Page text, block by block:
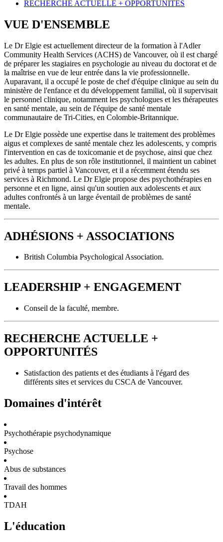
RECHERCHE ACTUELLE + OPPORTUNITÉS
VUE D'ENSEMBLE
Le Dr Elgie est actuellement directeur de la formation à l'Adler
Community Health Services (ACHS) de Vancouver, où il est chargé
de préparer les stagiaires en psychologie au niveau du doctorat et de
la maîtrise en vue de leur entrée dans la vie professionnelle.
Auparavant, il a occupé le poste de chef d'équipe clinique au sein du
ministère de l'enfance et du développement familial, où il supervisait
le personnel clinique, notamment les psychologues et les thérapeutes
en santé mentale, au sein de l'équipe de santé mentale
communautaire de Tri-Cities, en Colombie-Britannique.
Le Dr Elgie possède une expertise dans le traitement des problèmes
aigus et complexes de santé mentale chez les adolescents, y compris
l'intervention en cas de toxicomanie et de psychose, ainsi que chez
les adultes. En plus de son rôle institutionnel, il maintient un cabinet
privé à temps partiel à Vancouver, et il a récemment étendu ses
services à Richmond. Le Dr Elgie propose des psychothérapies en
personne et en ligne, ainsi qu'un soutien aux adolescents et aux
adultes confrontés à un large éventail de problèmes de santé
mentale.
ADHÉSIONS + ASSOCIATIONS
British Columbia Psychological Association.
LEADERSHIP + ENGAGEMENT
Conseil de la faculté, membre.
RECHERCHE ACTUELLE +
OPPORTUNITÉS
Satisfaction des patients et des étudiants à l'égard des
différents sites et services du CSCA de Vancouver.
Domaines d'intérêt
Psychothérapie psychodynamique
Psychose
Abus de substances
Travail des hommes
TDAH
L'éducation